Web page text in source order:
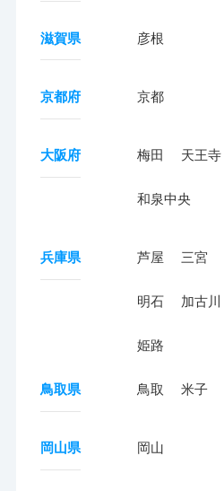
滋賀県 彦根
京都府 京都
大阪府 梅田 天王寺
和泉中央
兵庫県 芦屋 三宮
明石 加古川
姫路
鳥取県 鳥取 米子
岡山県 岡山